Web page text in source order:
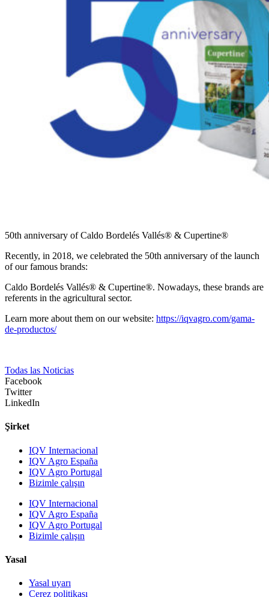
50th anniversary of Caldo Bordelés Vallés® & Cupertine®
Recently, in 2018, we celebrated the 50th anniversary of the launch
of our famous brands:
Caldo Bordelés Vallés® & Cupertine®. Nowadays, these brands are
referents in the agricultural sector.
Learn more about them on our website: https://iqvagro.com/gama-
de-productos/
Todas las Noticias
Facebook
Twitter
LinkedIn
Şirket
IQV Internacional
IQV Agro España
IQV Agro Portugal
Bizimle çalışın
IQV Internacional
IQV Agro España
IQV Agro Portugal
Bizimle çalışın
Yasal
Yasal uyarı
Çerez politikası